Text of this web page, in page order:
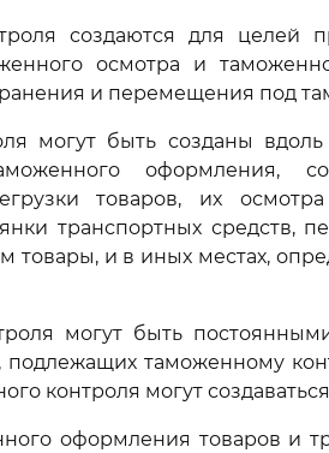
создаются для целей
осмотра и
и перемещения под
могут быть созданы
оформления,
товаров, их
транспортных средств,
и в иных местах,
могут быть
подлежащих таможенному
контроля могут
оформления товаров и